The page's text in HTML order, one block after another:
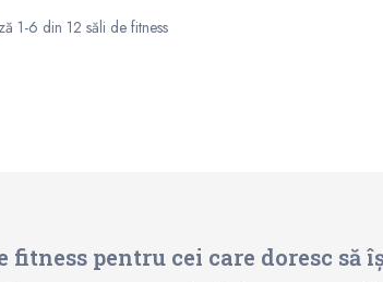
1-6 din 12 săli de fitness
pentru cei care doresc să